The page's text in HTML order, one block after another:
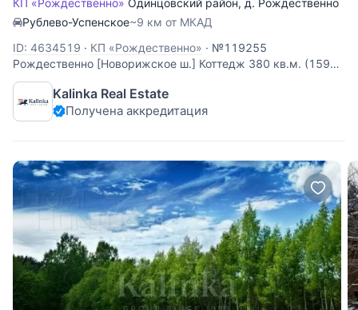
КП «Рождественно» Одинцовский район, д. Рождественно
Рублево-Успенское~9 км от МКАД
ID: 4634519 · КП «Рождественно» · №119255
Рождественно [Новорижское ш.] Коттедж 380 кв.м. (159
кв.м эксплуатируемая кровля) в охраняемом поселке
Рождественно [Новорижское ш]. Коттедж расположен на
второй линии от леса. Коттедж представляет собой 2-х
Kalinka Real Estate
Получена аккредитация